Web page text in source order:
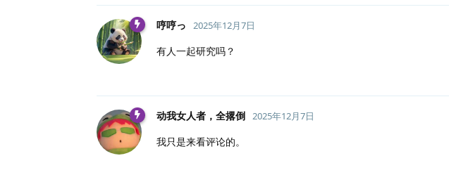
哼哼っ 2025年12月7日
有人一起研究吗？
动我女人者，全撂倒 2025年12月7日
我只是来看评论的。